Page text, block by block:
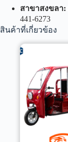
สาขาสงขลา:
441-6273
สินค้าที่เกี่ยวข้อง